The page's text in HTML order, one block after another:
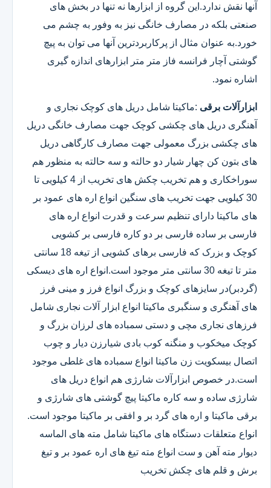
آنها نقش ندارد.این گروه از ابزارها نه تنها در بخش های
صنعتی بلکه در مصارف خانگی نیز به وفور به چشم می
خورد.به عنوان مثال از پرکاربردترین آنها می توان به پیچ
گوشتی آچار فرانسه فاز متر متر ابزارهای اندازه گیری
اشاره نمود.
ابزارآلات برقی :ماکیتا شامل دریل های کوچک نجاری و
آهنگری دریل های چکشی کوچک جهت مصارف خانگی دریل
های چکشی بزرگ معمولی جهت مصارف کارگاهی دریل
های بتون کن چهار شیار دو حالته و سه حالته به منظور هم
سوراخکاری و هم تخریب چکش های تخریب از 4 کیلویی تا
30 کیلویی جهت تخریب های سنگین انواع اره های عمود بر
های ماکیتا دارای تنظیم سرعت و قدرت انواع اره های
فارسی بر ساده فارسی بر دو کاره فارسی بر کشویی
کوچک و بزرک که فارسی برهای کشویی از تیغه 18 سانتی
متر تا تیغه 30 سانتی متر موجود است.انواع اره های دیسکی
(گردبر)در سایزهای کوچک و بزرگ انواع فرز و مینی فرز
های آهنگری و سنگبری ماکیتا انواع ابزار آلات نجاری شامل
فرزهای نجاری مچی و دستی سمباده های لرزان بزرگ و
کوچک میخکوب و منگنه کوب بادی شیارزن دیار و چوب
اتصال بیسکویت زن ماکیتا انواع سمباده های غلطی موجود
است.در خصوص ابزارآلات شارژی هم انواع دریل های
شارژی ساده و سه کاره ماکیتا پیچ گوشتی های شارژی و
برقی ماکیتا و اره های گرد بر و افقی بر ماکیتا موجود است.
انواع متعلقات دستگاه های ماکیتا شامل مته های الماسه
دیوار مته آهن و ست انواع مته تیغ های اره عمود بر و تیغ
برش و قلم های چکش تخریب